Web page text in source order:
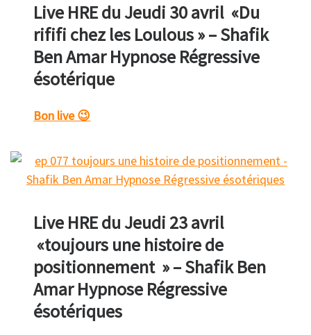
Live HRE du Jeudi 30 avril «Du
rififi chez les Loulous » – Shafik
Ben Amar Hypnose Régressive
ésotérique
Bon live 😉
Live HRE du Jeudi 23 avril
«toujours une histoire de
positionnement » – Shafik Ben
Amar Hypnose Régressive
ésotériques